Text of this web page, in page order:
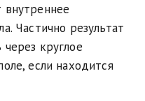
Частично результат
круглое
если находится